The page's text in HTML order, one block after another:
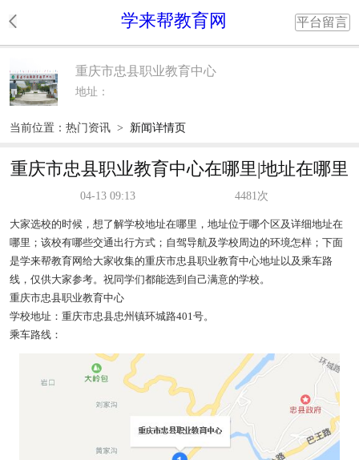
学来帮教育网 平台留言
重庆市忠县职业教育中心
地址：
当前位置： 热门资讯 > 新闻详情页
重庆市忠县职业教育中心在哪里|地址在哪里
04-13 09:13 4481次
大家选校的时候，想了解学校地址在哪里，地址位于哪个区及详细地址在
哪里；该校有哪些交通出行方式；自驾导航及学校周边的环境怎样；下面
是学来帮教育网给大家收集的重庆市忠县职业教育中心地址以及乘车路
线，仅供大家参考。祝同学们都能选到自己满意的学校。
重庆市忠县职业教育中心
学校地址：重庆市忠县忠州镇环城路401号。
乘车路线：